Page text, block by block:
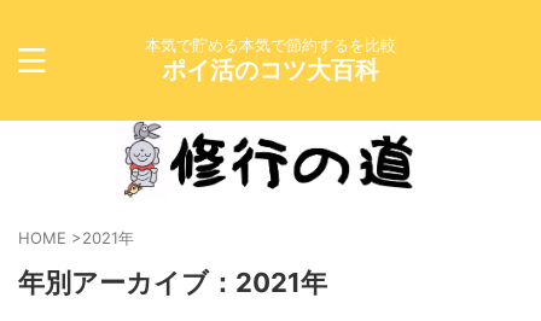
本気で貯める本気で節約するを比較
ポイ活のコツ大百科
HOME >2021年
年別アーカイブ：2021年